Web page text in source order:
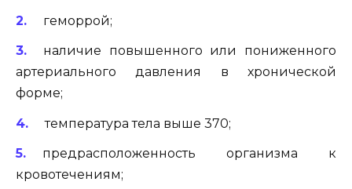
геморрой;
наличие повышенного или пониженного
артериального давления в хронической
форме;
температура тела выше 370;
предрасположенность организма к
кровотечениям;